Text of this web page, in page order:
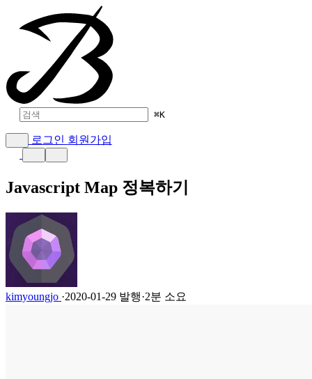
⌘K
로그인 회원가입
Javascript Map 정복하기
kimyoungjo ·2020-01-29 발행·2분 소요